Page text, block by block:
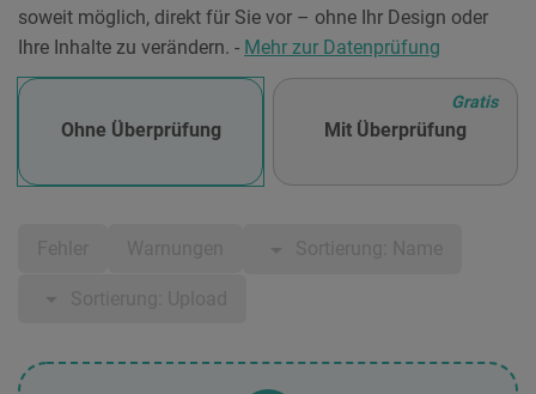
soweit möglich, direkt für Sie vor – ohne Ihr Design oder
Ihre Inhalte zu verändern. - Mehr zur Datenprüfung
Ohne Überprüfung Mit Überprüfung
Gratis